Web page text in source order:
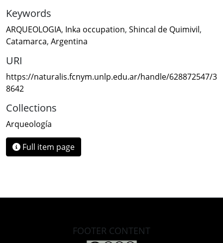
Keywords
ARQUEOLOGIA, Inka occupation, Shincal de Quimivil,
Catamarca, Argentina
URI
https://naturalis.fcnym.unlp.edu.ar/handle/628872547/3
8642
Collections
Arqueología
Full item page
FOOTER CONTENT